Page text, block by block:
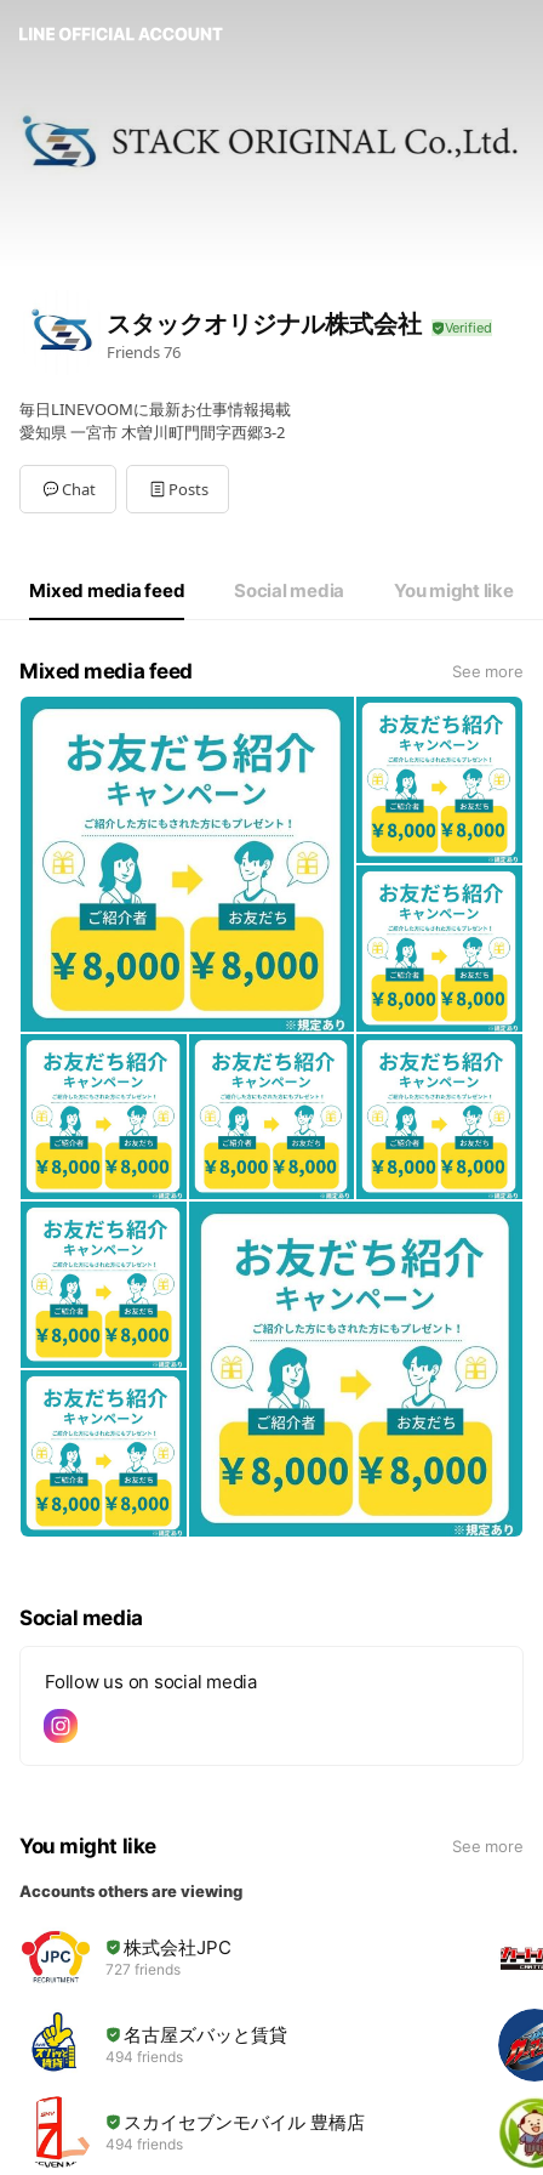
スタックオリジナル株式会社
Friends76
毎日LINEVOOMに最新お仕事情報掲載
愛知県 一宮市 木曽川町門間字西郷3-2
Chat Posts
Mixed media feed Social media You might like
Mixed media feed See more
Social media
Follow us on social media
You might like See more
Accounts others are viewing
株式会社JPC
727 friends
名古屋ズバッと賃貸
494 friends
スカイセブンモバイル 豊橋店
494 friends